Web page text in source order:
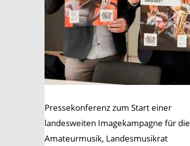
Pressekonferenz zum Start einer
landesweiten Imagekampagne für die
Amateurmusik, Landesmusikrat